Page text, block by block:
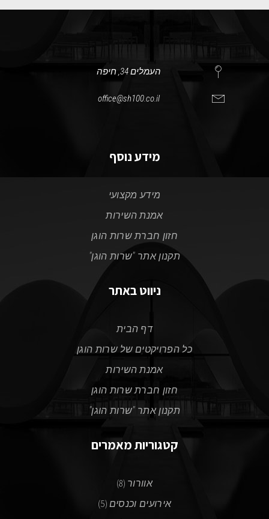
העמלים 34, חיפה
office@sh100.co.il
מידע נוסף
מידע מקצועי
אמנת השירות
חזון חברת שרות הוגן
תקנון אתר "שרות הוגן"
ניווט באתר
דף הבית
כל הפרויקטים של שרות הוגן
אמנת השירות
חזון חברת שרות הוגן
תקנון אתר "שרות הוגן"
קטגוריות מאמרים
אוורור (8)
אירועים וכנסים (5)